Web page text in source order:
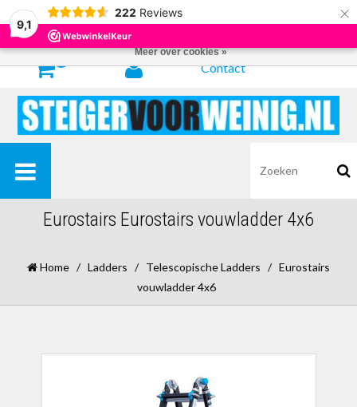
9,1
222 Reviews ×
Contact
Eurostairs Eurostairs vouwladder 4x6
Home / Ladders / Telescopische Ladders / Eurostairs
vouwladder 4x6
Door het gebruiken van onze website, ga je akkoord met het gebruik van
cookies om onze website te verbeteren.
Meer over cookies »